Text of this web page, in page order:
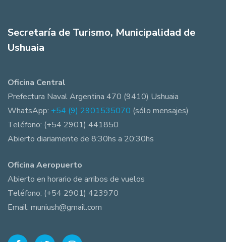
Secretaría de Turismo, Municipalidad de
Ushuaia
Oficina Central
Prefectura Naval Argentina 470 (9410) Ushuaia
WhatsApp: +54 (9) 2901535070 (sólo mensajes)
Teléfono: (+54 2901) 441850
Abierto diariamente de 8:30hs a 20:30hs
Oficina Aeropuerto
Abierto en horario de arribos de vuelos
Teléfono: (+54 2901) 423970
Email: muniush@gmail.com